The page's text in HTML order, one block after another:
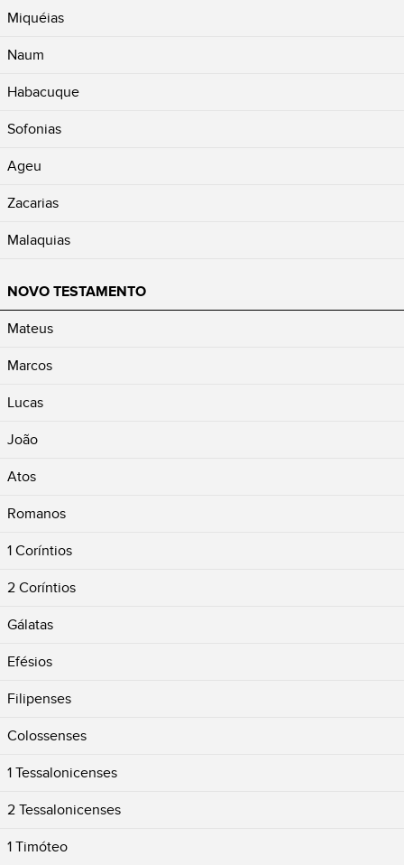
Miquéias
Naum
Habacuque
Sofonias
Ageu
Zacarias
Malaquias
NOVO TESTAMENTO
Mateus
Marcos
Lucas
João
Atos
Romanos
1 Coríntios
2 Coríntios
Gálatas
Efésios
Filipenses
Colossenses
1 Tessalonicenses
2 Tessalonicenses
1 Timóteo